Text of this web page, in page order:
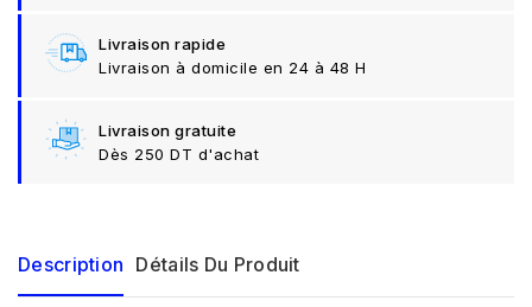
Livraison rapide
Livraison à domicile en 24 à 48 H
Livraison gratuite
Dès 250 DT d'achat
Description Détails Du Produit